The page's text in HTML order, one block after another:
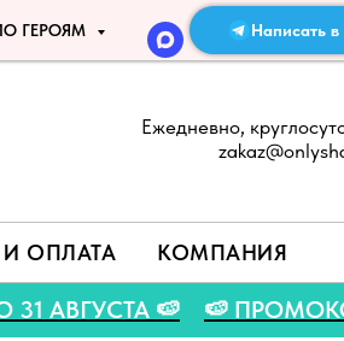
ГЕРОЯМ Написать в
Ежедневно,
ОПЛАТА КОМПАНИЯ
ДО 31 АВГУСТА 🍉 🍉